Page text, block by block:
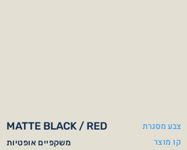
MATTE BLACK / RED צבע מסגרת
משקפיים אופטיות קו מוצר